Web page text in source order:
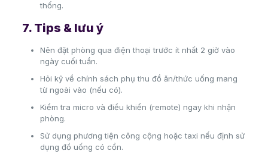
thống.
7. Tips & lưu ý
Nên đặt phòng qua điện thoại trước ít nhất 2 giờ vào
ngày cuối tuần.
Hỏi kỹ về chính sách phụ thu đồ ăn/thức uống mang
từ ngoài vào (nếu có).
Kiểm tra micro và điều khiển (remote) ngay khi nhận
phòng.
Sử dụng phương tiện công cộng hoặc taxi nếu định sử
dụng đồ uống có cồn.